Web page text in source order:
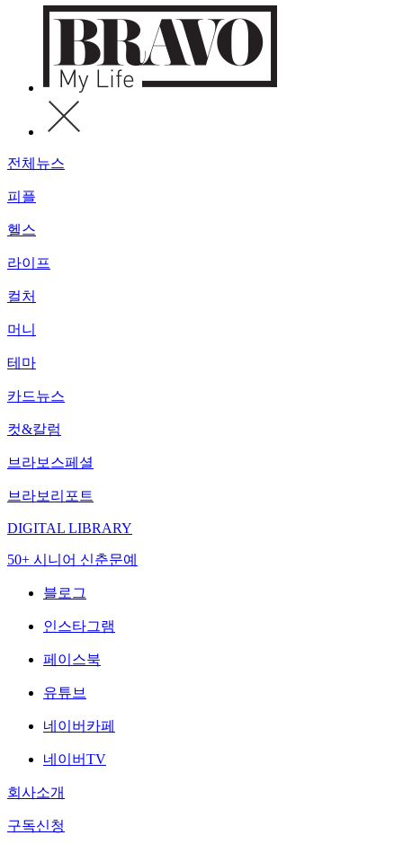
전체뉴스
피플
헬스
라이프
컬처
머니
테마
카드뉴스
컷&칼럼
브라보스페셜
브라보리포트
DIGITAL LIBRARY
50+ 시니어 신춘문예
블로그
인스타그램
페이스북
유튜브
네이버카페
네이버TV
회사소개
구독신청